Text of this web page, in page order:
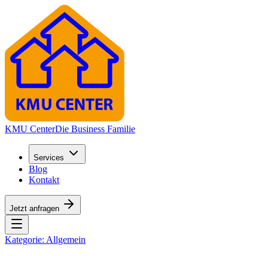
KMU CenterDie Business Familie
Services
Blog
Kontakt
Jetzt anfragen
Kategorie: Allgemein